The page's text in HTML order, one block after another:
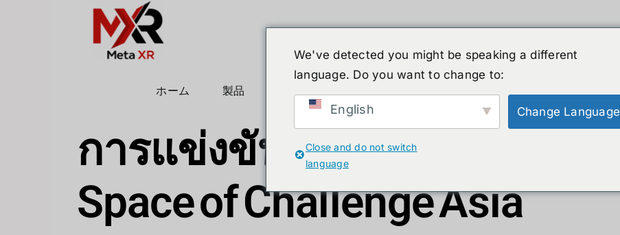
ホーム 製品
การแข่งขัน Drone Soccer -
Space of Challenge Asia
We've detected you might be speaking a different
language. Do you want to change to:
English Change Language
Close and do not switch
language